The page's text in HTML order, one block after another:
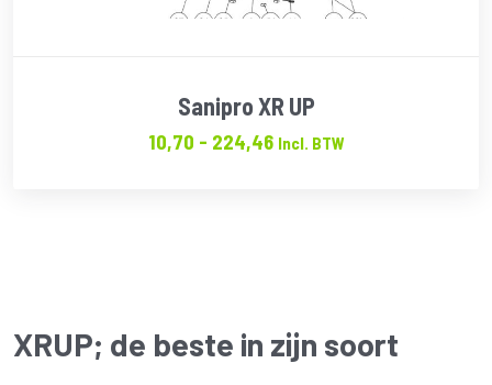
Sanipro XR UP
10,70 - 224,46Prijsklasse:
Incl. BTW
XRUP; de beste in zijn soort